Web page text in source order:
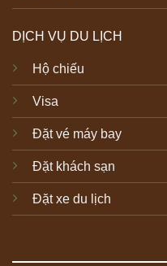
DỊCH VỤ DU LỊCH
Hộ chiếu
Visa
Đặt vé máy bay
Đặt khách sạn
Đặt xe du lịch